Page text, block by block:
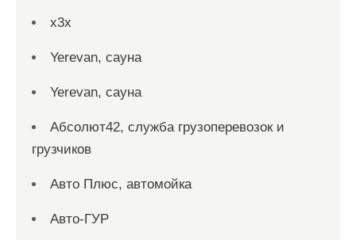
x3x
Yerevan, сауна
Yerevan, сауна
Абсолют42, служба грузоперевозок и
грузчиков
Авто Плюс, автомойка
Авто-ГУР